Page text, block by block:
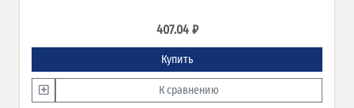
407.04 ₽
Купить
К сравнению